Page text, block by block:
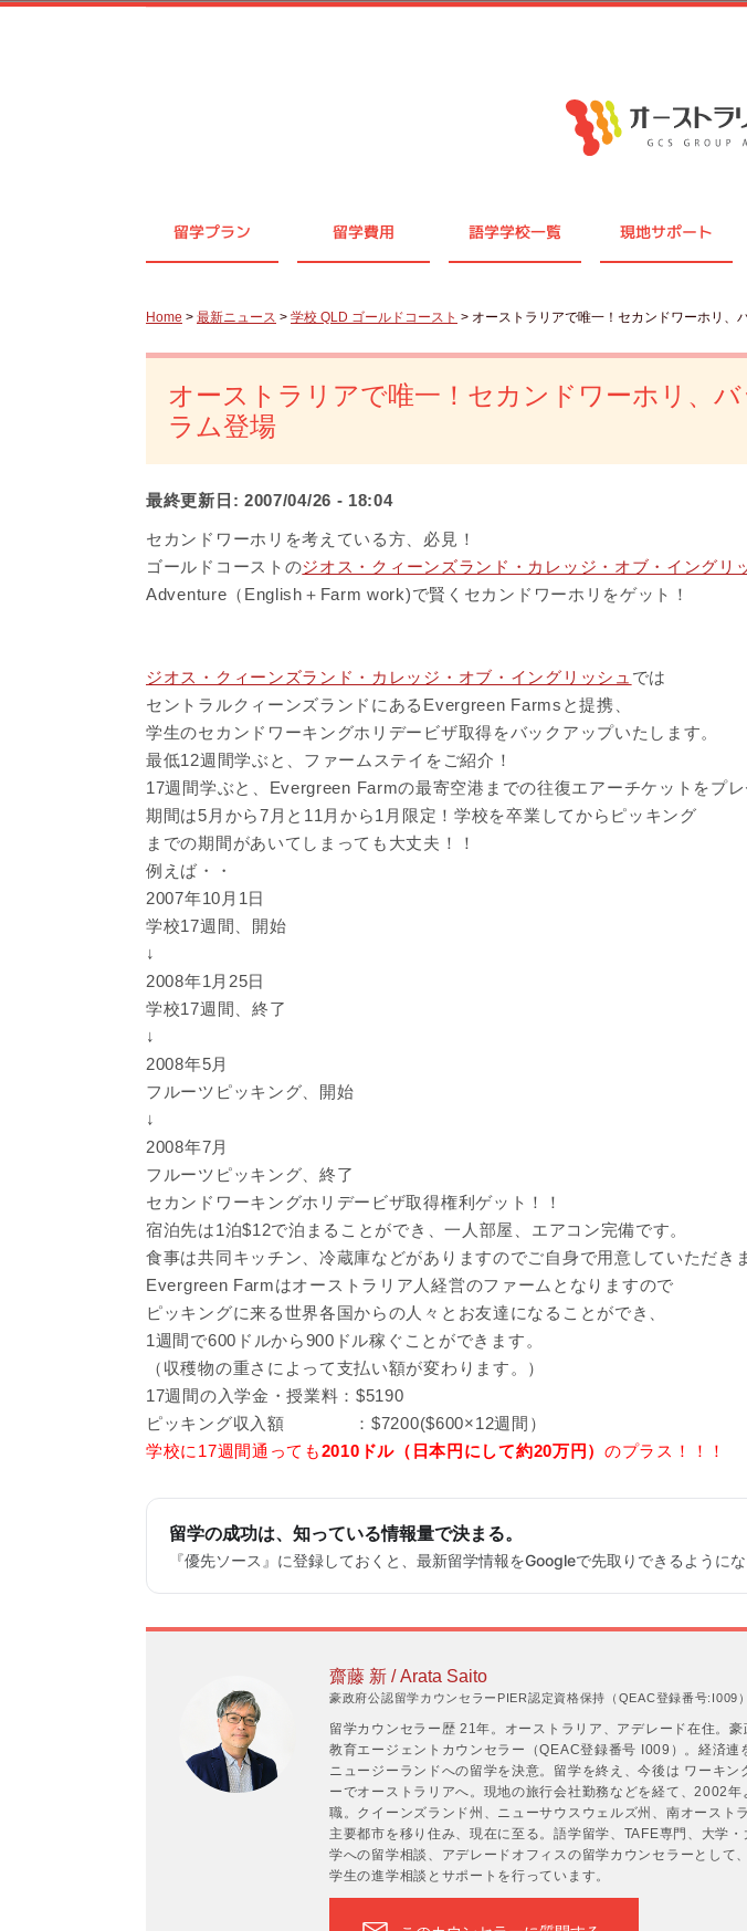
留学プラン 留学費用 語学学校一覧 現地サポート
Home > 最新ニュース > 学校 QLD ゴールドコースト > オーストラリアで唯一！セカンドワーホリ、
オーストラリアで唯一！セカンドワーホリ、
ラム登場
最終更新日: 2007/04/26 - 18:04
セカンドワーホリを考えている方、必見！
ゴールドコーストのジオス・クィーンズランド・カレッジ・オブ・イングリ
Adventure（English＋Farm work)で賢くセカンドワーホリをゲット！
ジオス・クィーンズランド・カレッジ・オブ・イングリッシュ では
セントラルクィーンズランドにあるEvergreen Farmsと提携、
学生のセカンドワーキングホリデービザ取得をバックアップいたします。
最低12週間学ぶと、ファームステイをご紹介！
17週間学ぶと、Evergreen Farmの最寄空港までの往復エアーチケットをプレ
期間は5月から7月と11月から1月限定！学校を卒業してからピッキング
までの期間があいてしまっても大丈夫！！
例えば・・
2007年10月1日
学校17週間、開始
↓
2008年1月25日
学校17週間、終了
↓
2008年5月
フルーツピッキング、開始
↓
2008年7月
フルーツピッキング、終了
セカンドワーキングホリデービザ取得権利ゲット！！
宿泊先は1泊$12で泊まることができ、一人部屋、エアコン完備です。
食事は共同キッチン、冷蔵庫などがありますのでご自身で用意していただき
Evergreen Farmはオーストラリア人経営のファームとなりますので
ピッキングに来る世界各国からの人々とお友達になることができ、
1週間で600ドルから900ドル稼ぐことができます。
（収穫物の重さによって支払い額が変わります。）
17週間の入学金・授業料：$5190
ピッキング収入額 ：$7200($600×12週間）
学校に17週間通っても2010ドル（日本円にして約20万円）のプラス！！！
留学の成功は、知っている情報量で決まる。
『優先ソース』に登録しておくと、最新留学情報をGoogleで先取りできるようにな
齋藤 新 / Arata Saito
豪政府公認留学カウンセラーPIER認定資格保持（QEAC登録番号:I009）
留学カウンセラー歴 21年。オーストラリア、アデレード在住。豪
教育エージェントカウンセラー（QEAC登録番号 I009）。経済連
ニュージーランドへの留学を決意。留学を終え、今後は ワーキン
ーでオーストラリアへ。現地の旅行会社勤務などを経て、2002年
職。クイーンズランド州、ニューサウスウェルズ州、南オースト
主要都市を移り住み、現在に至る。語学留学、TAFE専門、大学・
学への留学相談、アデレードオフィスの留学カウンセラーとして
学生の進学相談とサポートを行っています。